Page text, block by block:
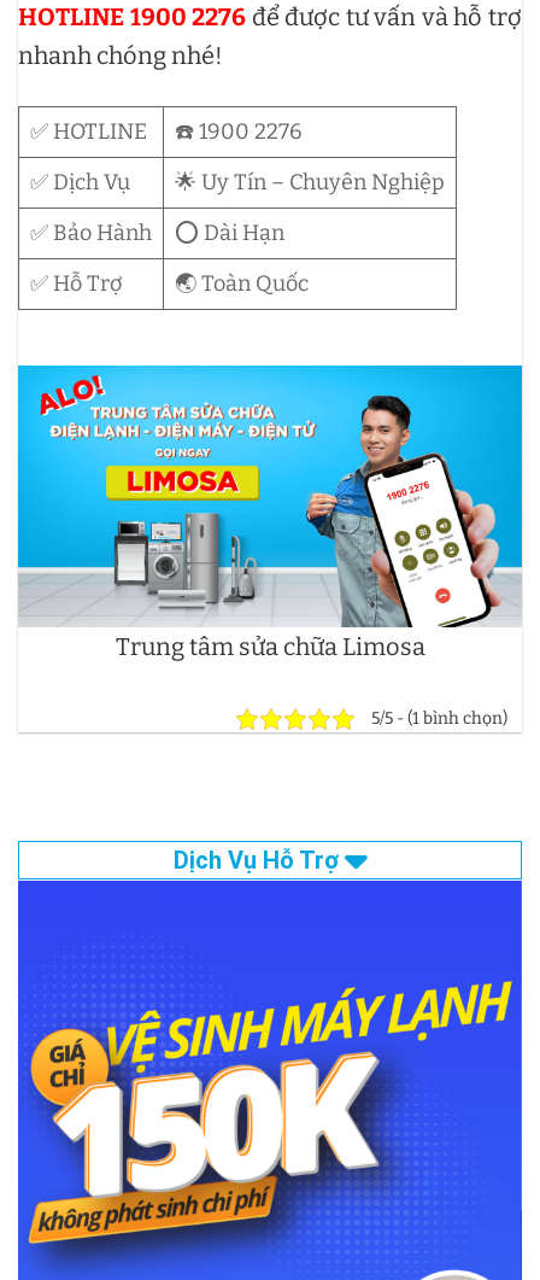
HOTLINE 1900 2276 để được tư vấn và hỗ trợ
nhanh chóng nhé!
✅ HOTLINE
☎️ 1900 2276
✅ Dịch Vụ
🌟 Uy Tín – Chuyên Nghiệp
✅ Bảo Hành
⭕ Dài Hạn
✅ Hỗ Trợ
🌏 Toàn Quốc
Trung tâm sửa chữa Limosa
5/5 - (1 bình chọn)
Dịch Vụ Hỗ Trợ